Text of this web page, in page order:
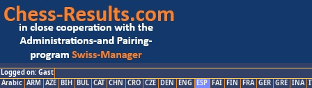
Logged on: Gast
Arabic ARM AZE BIH BUL CAT CHN CRO CZE DEN ENG ESP FAI FIN FRA GER GRE INA